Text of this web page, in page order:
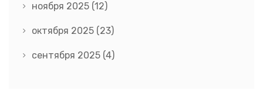
ноября 2025 (12)
октября 2025 (23)
сентября 2025 (4)